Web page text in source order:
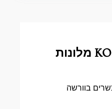
KOSHER TRAVEL מלונות